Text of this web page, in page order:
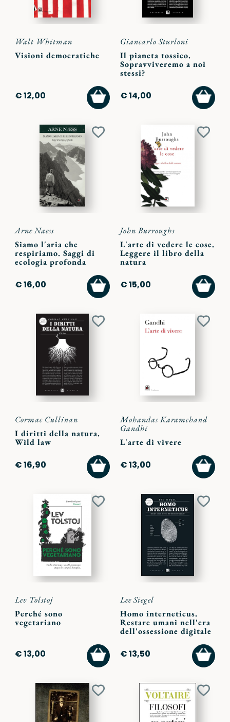
Walt Whitman
Visioni democratiche
€ 12,00
AGGIUNGI
AL
CARRELLO
Giancarlo Sturloni
Il pianeta tossico.
Sopravviveremo a noi
stessi?
€ 14,00
AL
Aggiungi
Arne Naess
Siamo l'aria che
respiriamo. Saggi di
ecologia profonda
€ 16,00
AGGIUNGI
AL
CARRELLO
John Burroughs
L'arte di vedere le cose.
Leggere il libro della
natura
€ 15,00
AL
Aggiungi
Cormac Cullinan
I diritti della natura.
Wild law
€ 16,90
AGGIUNGI
AL
CARRELLO
Mohandas Karamchand
Gandhi
L'arte di vivere
€ 13,00
AL
Aggiungi
Lev Tolstoj
Perché sono
vegetariano
€ 13,00
AGGIUNGI
AL
CARRELLO
Lee Siegel
Homo interneticus.
Restare umani nell'era
dell'ossessione digitale
€ 13,50
AL
Aggiungi